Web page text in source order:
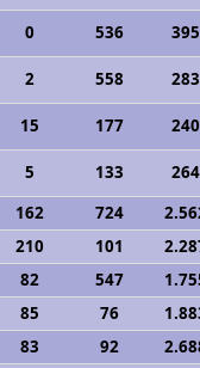
0 536
2 558
15 177
5 133
162 724
210 101
82 547
85 76
83 92